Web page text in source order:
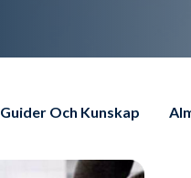
Guider Och Kunskap